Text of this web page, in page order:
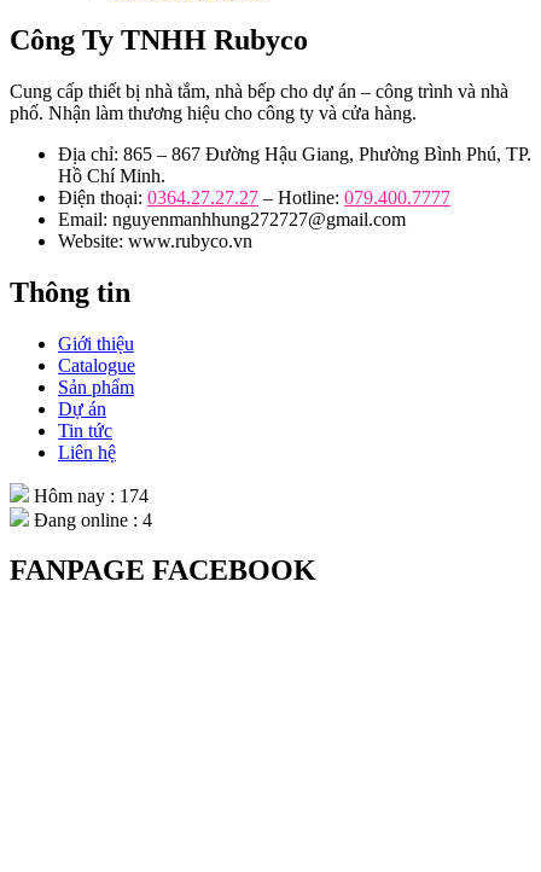
Công Ty TNHH Rubyco
Cung cấp thiết bị nhà tắm, nhà bếp cho dự án – công trình và nhà
phố. Nhận làm thương hiệu cho công ty và cửa hàng.
Địa chỉ: 865 – 867 Đường Hậu Giang, Phường Bình Phú, TP.
Hồ Chí Minh.
Điện thoại: 0364.27.27.27 – Hotline: 079.400.7777
Email: nguyenmanhhung272727@gmail.com
Website: www.rubyco.vn
Thông tin
Giới thiệu
Catalogue
Sản phẩm
Dự án
Tin tức
Liên hệ
Hôm nay : 174
Đang online : 4
FANPAGE FACEBOOK